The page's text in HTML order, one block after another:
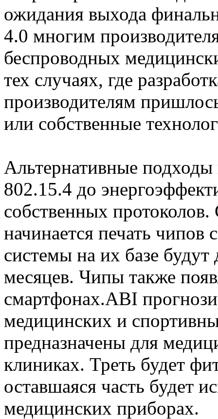
ожидания выхода
4.0 многим
беспроводных
тех случаях, где
производителям
или собственные
Альтернативные
802.15.4 до
собственных
начинается печать
системы на их базе
месяцев. Чипы также
смартфонах.ABI
медицинских и
предназначены для
клиниках. Треть будет
оставшаяся часть будет
медицинских приборах.